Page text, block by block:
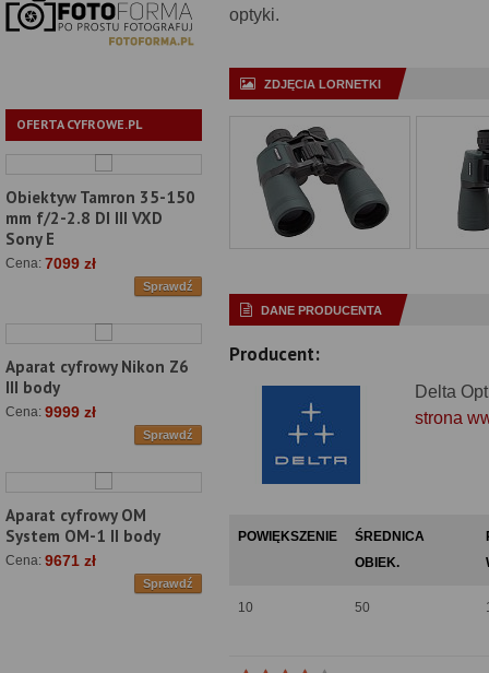
OFERTA CYFROWE.PL
Obiektyw Tamron 35-150
mm f/2-2.8 DI III VXD
Sony E
Cena: 7099 zł
Sprawdź
Aparat cyfrowy Nikon Z6
III body
Cena: 9999 zł
Sprawdź
Aparat cyfrowy OM
System OM-1 II body
Cena: 9671 zł
Sprawdź
optyki.
ZDJĘCIA LORNETKI
DANE PRODUCENTA
Producent:
Delta
strona
POWIĘKSZENIE
ŚREDNICA
OBIEK.
10 50